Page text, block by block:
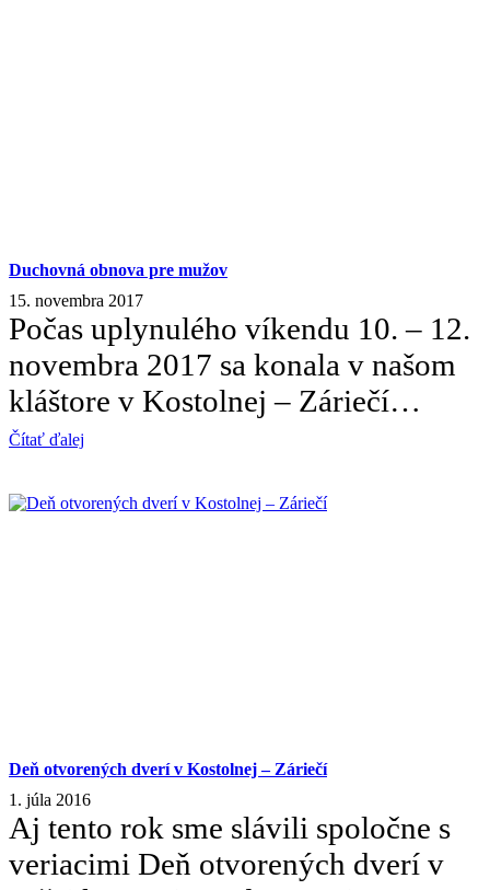
Duchovná obnova pre mužov
15. novembra 2017
Počas uplynulého víkendu 10. – 12.
novembra 2017 sa konala v našom
kláštore v Kostolnej – Záriečí…
Čítať ďalej
Deň otvorených dverí v Kostolnej – Záriečí
1. júla 2016
Aj tento rok sme slávili spoločne s
veriacimi Deň otvorených dverí v